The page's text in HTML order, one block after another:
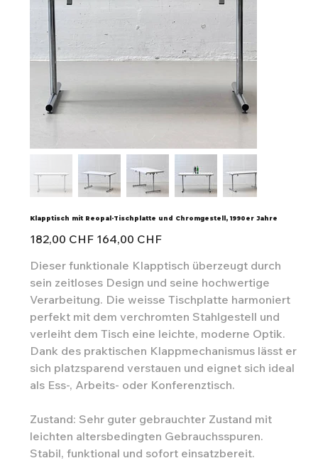
Klapptisch mit Reopal-Tischplatte und Chromgestell, 1990er Jahre
Ursprünglicher
Preis
182,00 CHF Angebotspreis
164,00 CHF
Dieser funktionale Klapptisch überzeugt durch
sein zeitloses Design und seine hochwertige
Verarbeitung. Die weisse Tischplatte harmoniert
perfekt mit dem verchromten Stahlgestell und
verleiht dem Tisch eine leichte, moderne Optik.
Dank des praktischen Klappmechanismus lässt er
sich platzsparend verstauen und eignet sich ideal
als Ess-, Arbeits- oder Konferenztisch.
Zustand: Sehr guter gebrauchter Zustand mit
leichten altersbedingten Gebrauchsspuren.
Stabil, funktional und sofort einsatzbereit.